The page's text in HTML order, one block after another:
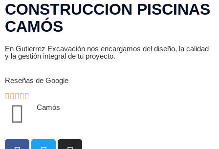
CONSTRUCCION PISCINAS
CAMÓS
En Gutierrez Excavación nos encargamos del diseño, la calidad
y la gestión integral de tu proyecto.
Reseñas de Google
Camós